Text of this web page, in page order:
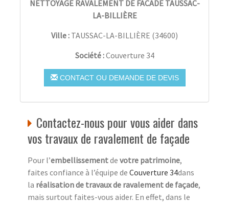
NETTOYAGE RAVALEMENT DE FACADE TAUSSAC-
LA-BILLIÈRE
Ville : TAUSSAC-LA-BILLIÈRE (34600)
Société :Couverture 34
CONTACT OU DEMANDE DE DEVIS
Contactez-nous pour vous aider dans
vos travaux de ravalement de façade
Pour l’embellissementde votre patrimoine,
faites confiance à l’équipe de Couverture 34dans
la réalisation de travaux de ravalement de façade,
mais surtout faites-vous aider. En effet, dans le